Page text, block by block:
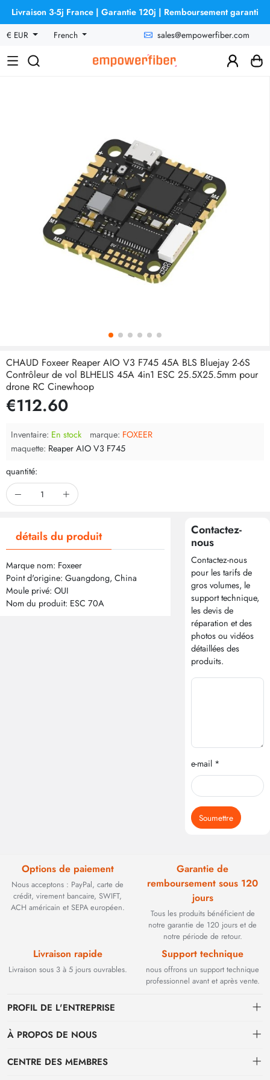
Livraison 3-5j France | Garantie 120j | Remboursement garanti
€ EUR
French sales@empowerfiber.com
CHAUD Foxeer Reaper AIO V3 F745 45A BLS Bluejay 2-6S
Contrôleur de vol BLHELIS 45A 4in1 ESC 25.5X25.5mm pour
drone RC Cinewhoop
€112.60
Inventaire: En stock marque: FOXEER
maquette: Reaper AIO V3 F745
quantité:
détails du produit
Marque nom: Foxeer
Point d'origine: Guangdong, China
Moule privé: OUI
Nom du produit: ESC 70A
Contactez-
nous
Contactez-nous
pour les tarifs de
gros volumes, le
support technique,
les devis de
réparation et des
photos ou vidéos
détaillées des
produits.
e-mail *
Soumettre
Options de paiement
Nous acceptons : PayPal, carte de
crédit, virement bancaire, SWIFT,
ACH américain et SEPA européen.
Garantie de
remboursement sous 120
jours
Tous les produits bénéficient de
notre garantie de 120 jours et de
notre période de retour.
Livraison rapide
Livraison sous 3 à 5 jours ouvrables.
Support technique
nous offrons un support technique
professionnel avant et après vente.
PROFIL DE L'ENTREPRISE
Fondée en 2002, BEYOND TECHNOLOGY INTERNATIONAL LIMITED
À PROPOS DE NOUS
Contact
CENTRE DES MEMBRES